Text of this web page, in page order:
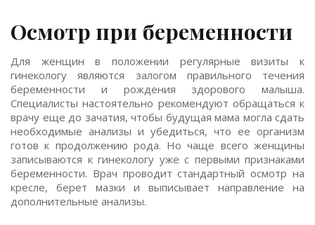
Осмотр при беременности
Для женщин в положении регулярные визиты к
гинекологу являются залогом правильного течения
беременности и рождения здорового малыша.
Специалисты настоятельно рекомендуют обращаться к
врачу еще до зачатия, чтобы будущая мама могла сдать
необходимые анализы и убедиться, что ее организм
готов к продолжению рода. Но чаще всего женщины
записываются к гинекологу уже с первыми признаками
беременности. Врач проводит стандартный осмотр на
кресле, берет мазки и выписывает направление на
дополнительные анализы.